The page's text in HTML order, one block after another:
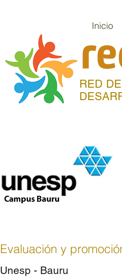
RED
Inicio
Evaluación y
Unesp - Bauru